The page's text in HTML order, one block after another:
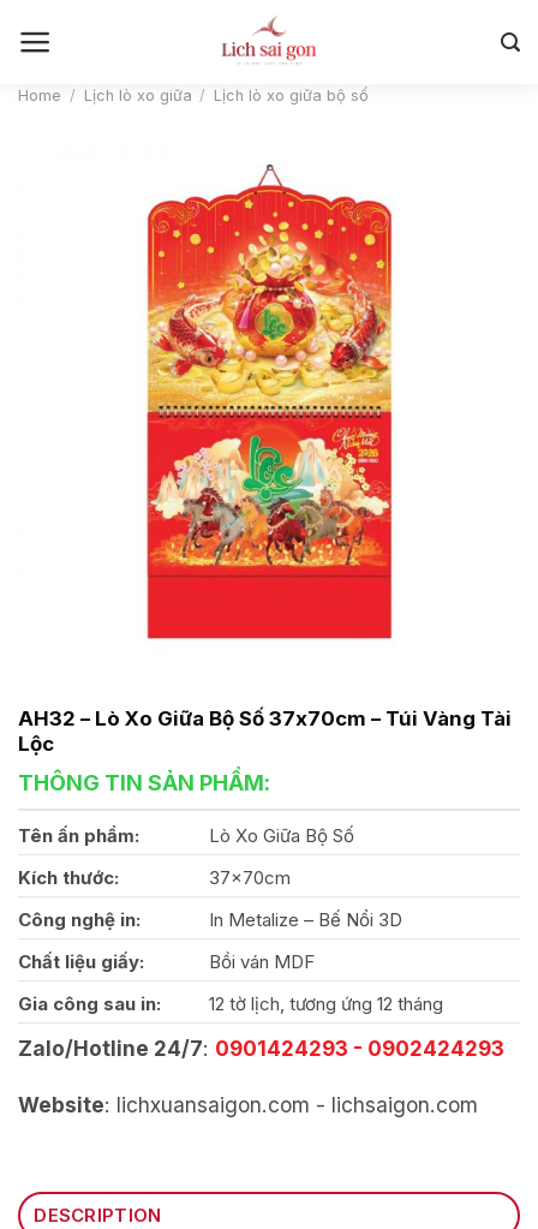
Home / Lịch lò xo giữa / Lịch lò xo giữa bộ số
AH32 – Lò Xo Giữa Bộ Số 37x70cm – Túi Vàng Tài
Lộc
THÔNG TIN SẢN PHẨM:
Tên ấn phẩm:
Lò Xo Giữa Bộ Số
Kích thước:
37x70cm
Công nghệ in:
In Metalize – Bế Nổi 3D
Chất liệu giấy:
Bồi ván MDF
Gia công sau in:
12 tờ lịch, tương ứng 12 tháng
Zalo/Hotline 24/7: 0901424293 - 0902424293
Website: lichxuansaigon.com - lichsaigon.com
DESCRIPTION